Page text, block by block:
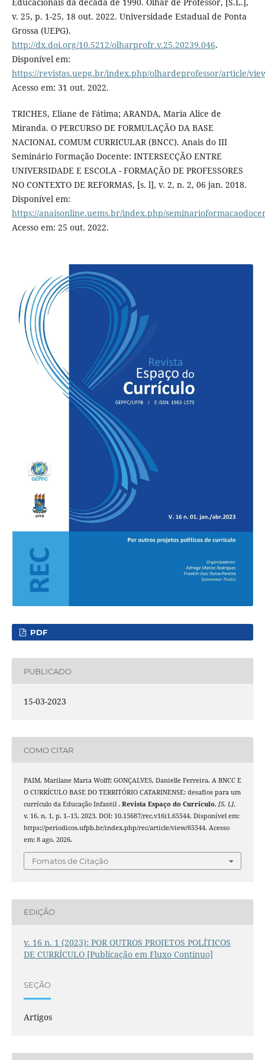
v. 25, p. 1-25, 18 out. 2022. Universidade Estadual de Ponta
Grossa (UEPG).
http://dx.doi.org/10.5212/olharprofr.v.25.20239.046.
Disponível em:
https://revistas.uepg.br/index.php/olhardeprofessor/article/
Acesso em: 31 out. 2022.
TRICHES, Eliane de Fátima; ARANDA, Maria Alice de
Miranda. O PERCURSO DE FORMULAÇÃO DA BASE
NACIONAL COMUM CURRICULAR (BNCC). Anais do III
Seminário Formação Docente: INTERSECÇÃO ENTRE
UNIVERSIDADE E ESCOLA - FORMAÇÃO DE PROFESSORES
NO CONTEXTO DE REFORMAS, [s. l], v. 2, n. 2, 06 jan. 2018.
Disponível em:
https://anaisonline.uems.br/index.php/
Acesso em: 25 out. 2022.
PDF
PUBLICADO
15-03-2023
COMO CITAR
PAIM, Marilane Maria Wolff; GONÇALVES, Danielle Ferreira. A BNCC E
O CURRÍCULO BASE DO TERRITÓRIO CATARINENSE: desafios para um
currículo da Educação Infantil . Revista Espaço do Currículo, [S. l.],
v. 16, n. 1, p. 1–15, 2023. DOI: 10.15687/rec.v16i1.65544. Disponível em:
https://periodicos.ufpb.br/index.php/rec/article/view/65544. Acesso
em: 8 ago. 2026.
Fomatos de Citação
EDIÇÃO
v. 16 n. 1 (2023): POR OUTROS PROJETOS POLÍTICOS
DE CURRÍCULO [Publicação em Fluxo Contínuo]
SEÇÃO
Artigos